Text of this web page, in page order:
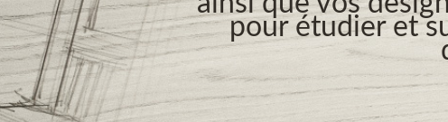
pour étudier et